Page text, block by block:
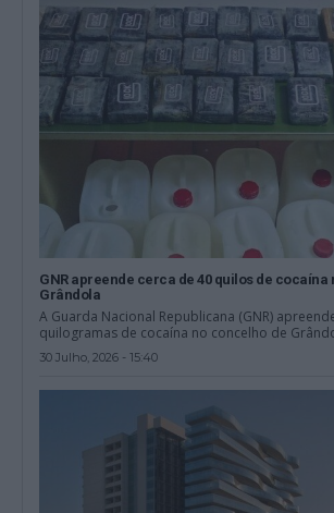
GNR apreende cerca de 40 quilos de cocaína
Grândola
A Guarda Nacional Republicana (GNR)
quilogramas de cocaína no concelho de
30 Julho, 2026 - 15:40